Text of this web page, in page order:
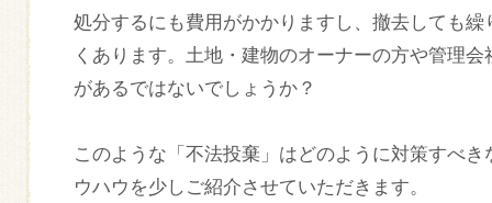
処分するにも費用がかかりますし、撤去しても
くあります。土地・建物のオーナーの方や管理
があるではないでしょうか？
このような「不法投棄」はどのように対策すべ
ウハウを少しご紹介させていただきます。